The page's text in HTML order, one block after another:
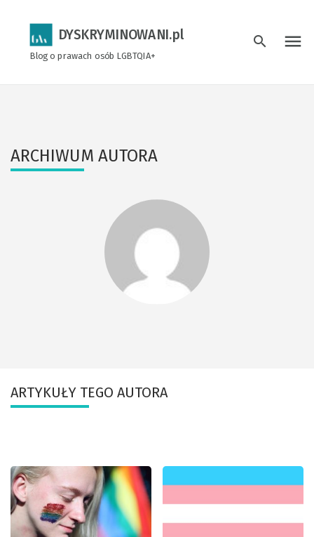
DYSKRYMINOWANI.pl
Blog o prawach osób LGBTQIA+
search menu
ARCHIWUM AUTORA
ARTYKUŁY TEGO AUTORA